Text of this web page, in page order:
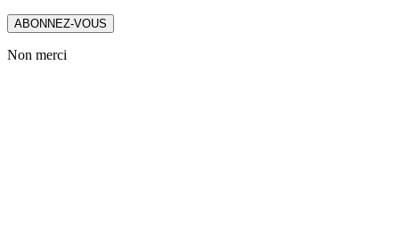
ABONNEZ-VOUS
Non merci